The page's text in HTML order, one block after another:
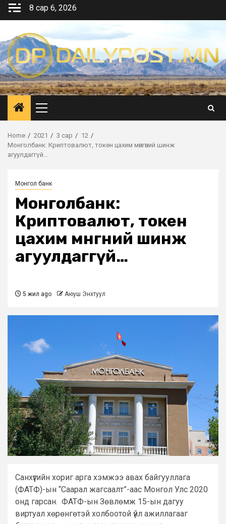
Skip
8 сар 6, 2026
Primary
Menu
Home 2021 3 сар
12
Монголбанк: Криптовалют, токен цахим мөнгөний шинж
агуулдаггүй…
Монгол банк
Монголбанк:
Криптовалют, токен
цахим мөнгөний шинж
агуулдаггүй…
5 жил ago Аюуш Энхтуул
Санхүүгийн хориг арга хэмжээ авах байгууллага
(ФАТФ)-ын “Саарал жагсаалт”-аас Монгол Улс 2020
онд гарсан. ФАТФ-ын Зөвлөмж 15-ын дагуу
виртуал хөрөнгөтэй холбоотой үйл ажиллагааг